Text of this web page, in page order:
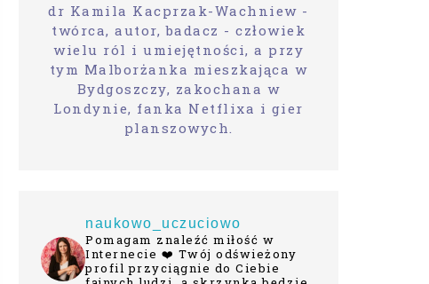
dr Kamila Kacprzak-Wachniew -
twórca, autor, badacz - człowiek
wielu ról i umiejętności, a przy
tym Malborżanka mieszkająca w
Bydgoszczy, zakochana w
Londynie, fanka Netflixa i gier
planszowych.
naukowo_uczuciowo
Pomagam znaleźć miłość w
Internecie ❤️ Twój odświeżony
profil przyciągnie do Ciebie